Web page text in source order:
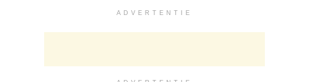
ADVERTENTIE